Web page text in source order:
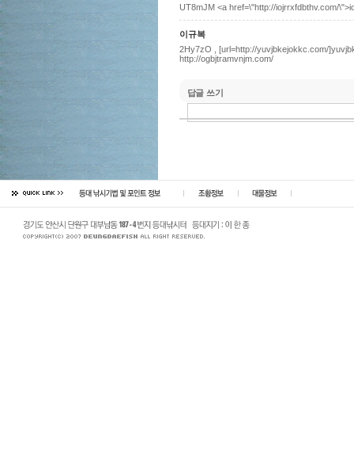
UT8mJM <a href=\"http://iojrrxfdbthv.com/
이규복
2Hy7zO , [url=http://yuvjbkejokkc.com/
http://ogbjtramvnjm.com/
답글 쓰기